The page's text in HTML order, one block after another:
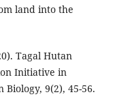
land into the
Tagal Hutan
Initiative in
9(2), 45-56.